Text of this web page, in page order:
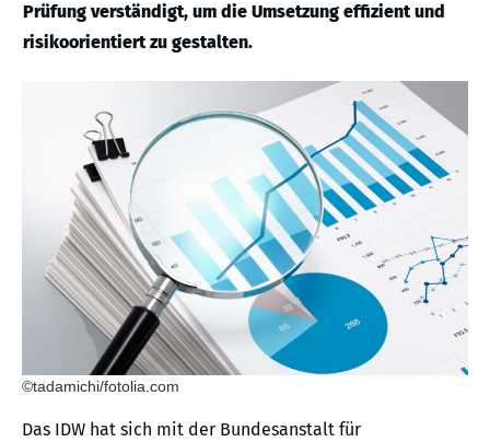
Prüfung verständigt, um die Umsetzung effizient und
risikoorientiert zu gestalten.
©tadamichi/fotolia.com
Das IDW hat sich mit der Bundesanstalt für